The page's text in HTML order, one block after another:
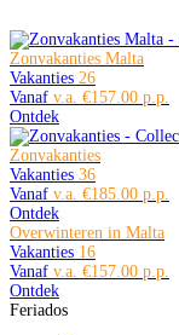
Zonvakanties Malta
Vakanties 26
Vanaf
€157.00
Ontdek
Zonvakanties
Vakanties 36
Vanaf
€185.00
Ontdek
Overwinteren in Malta
Vakanties 16
Vanaf
€157.00
Ontdek
Feriados